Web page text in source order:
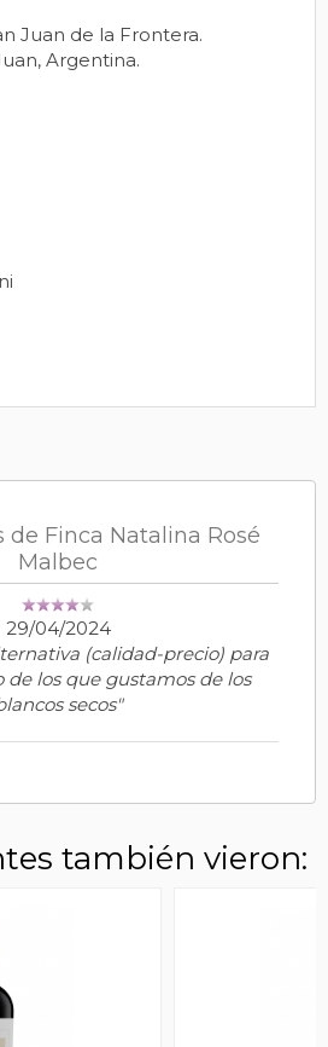
Juan de la Frontera.
Argentina.
de Finca Natalina Rosé
Malbec
29/04/2024
(calidad-precio) para
de los que gustamos de los
secos"
también vieron: